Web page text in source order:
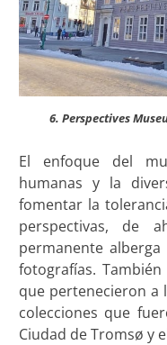
6. Perspectives
El enfoque del
humanas y la
fomentar la
perspectivas, de
permanente
fotografías.
que pertenecieron a
colecciones que
Ciudad de Tromsø y